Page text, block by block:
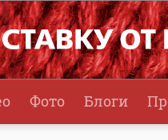
Фото Блоги